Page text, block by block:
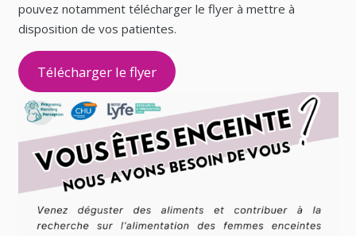
pouvez notamment télécharger le flyer à mettre à
disposition de vos patientes.
Télécharger le flyer